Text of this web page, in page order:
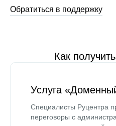
Обратиться в поддержку
Как
Услуга
Специалисты Руцентра
переговоры с